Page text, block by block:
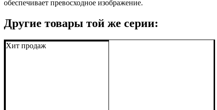
обеспечивает превосходное изображение.
Другие товары той же серии:
Хит продаж